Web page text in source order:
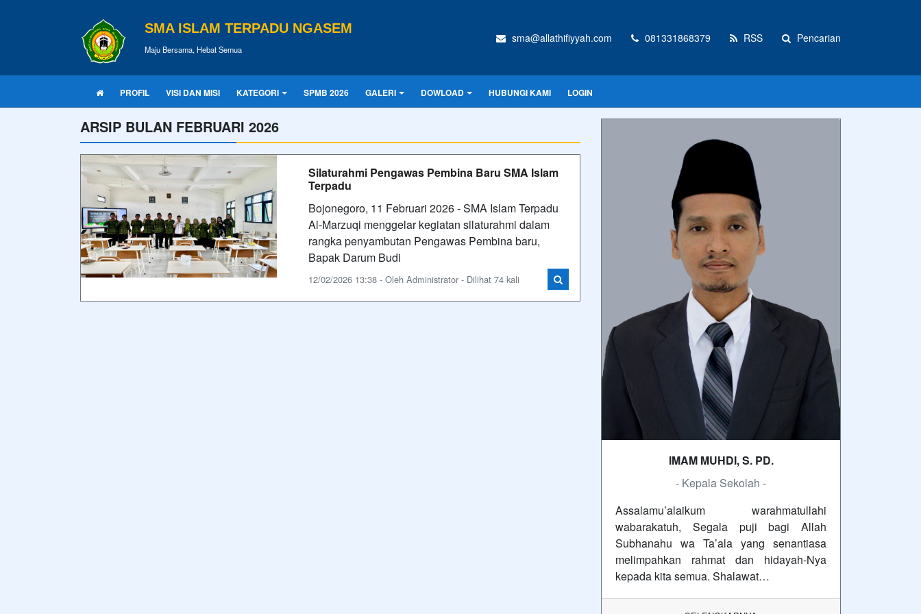
SMA ISLAM TERPADU NGASEM
Maju Bersama, Hebat Semua
sma@allathifiyyah.com 081331868379 RSS Pencarian
PROFIL VISI DAN MISI KATEGORI SPMB 2026 GALERI DOWLOAD HUBUNGI KAMI LOGIN
ARSIP BULAN FEBRUARI 2026
Silaturahmi Pengawas Pembina Baru SMA Islam
Terpadu
Bojonegoro, 11 Februari 2026 - SMA Islam Terpadu
Al-Marzuqi menggelar kegiatan silaturahmi dalam
rangka penyambutan Pengawas Pembina baru,
Bapak Darum Budi
12/02/2026 13:38 - Oleh Administrator - Dilihat 74 kali
IMAM MUHDI, S. PD.
- Kepala Sekolah -
Assalamu’alaikum warahmatullahi
wabarakatuh, Segala puji bagi Allah
Subhanahu wa Ta’ala yang senantiasa
melimpahkan rahmat dan hidayah-Nya
kepada kita semua. Shalawat…